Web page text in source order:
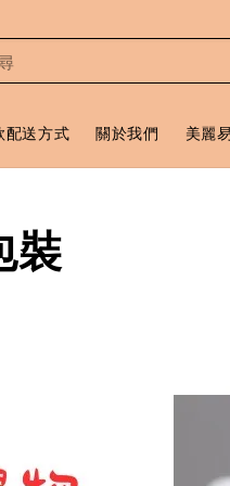
配送方式 關於我們 美麗
裝